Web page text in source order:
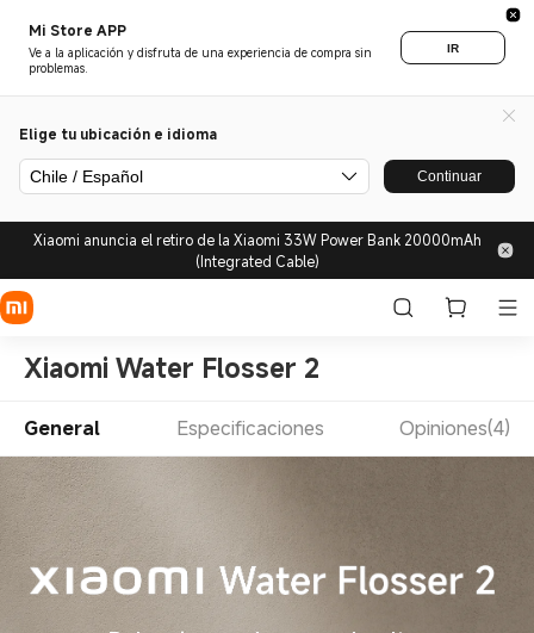
Mi Store APP
Ve a la aplicación y disfruta de una experiencia de compra sin
problemas.
IR
Elige tu ubicación e idioma
Chile / Español Continuar
Xiaomi anuncia el retiro de la Xiaomi 33W Power Bank 20000mAh
(Integrated Cable)
Xiaomi Water Flosser 2
General Especificaciones Opiniones(4)